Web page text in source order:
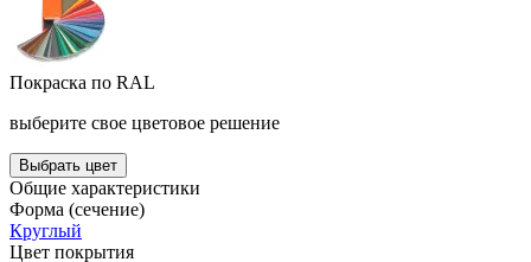
Покраска по RAL
выберите свое цветовое решение
Выбрать цвет
Общие характеристики
Форма (сечение)
Круглый
Цвет покрытия